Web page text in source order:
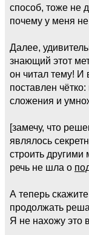
способ, тоже не
почему у меня
Далее,
знающий этот
он читал тему! И
поставлен
сложения и
[замечу, что
являлось
строить
речь не шла о
А теперь
продолжать
Я не нахожу это